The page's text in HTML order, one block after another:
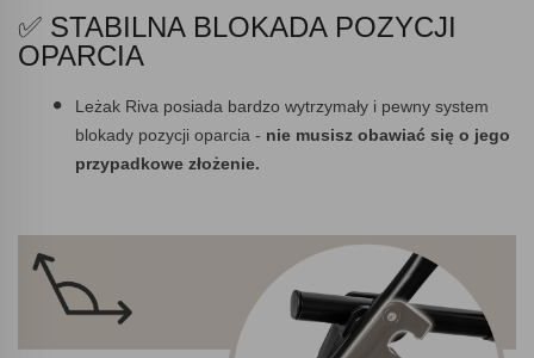
✅ STABILNA BLOKADA POZYCJI
OPARCIA
Leżak Riva posiada bardzo wytrzymały i pewny system
blokady pozycji oparcia - nie musisz obawiać się o jego
przypadkowe złożenie.